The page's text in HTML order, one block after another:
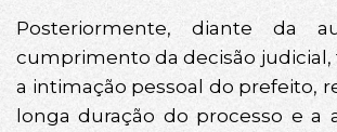
Posteriormente, diante da
cumprimento da decisão judicial,
a intimação pessoal do prefeito,
longa duração do processo e a